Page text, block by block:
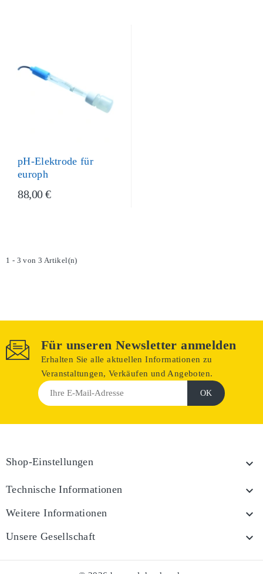
pH-Elektrode für
europh
88,00 €
1 - 3 von 3 Artikel(n)
Für unseren Newsletter anmelden
Erhalten Sie alle aktuellen Informationen zu
Veranstaltungen, Verkäufen und Angeboten.
Shop-Einstellungen 
Technische Informationen 
Weitere Informationen 
Unsere Gesellschaft 